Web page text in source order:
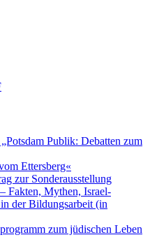
Publik: Debatten zum
Ettersberg«
zur Sonderausstellung
Fakten, Mythen, Israel-
der Bildungsarbeit (in
zum jüdischen Leben